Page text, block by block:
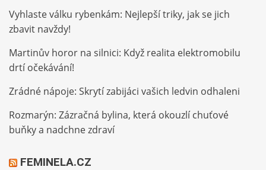
Vyhlaste válku rybenkám: Nejlepší triky, jak se jich
zbavit navždy!
Martinův horor na silnici: Když realita elektromobilu
drtí očekávání!
Zrádné nápoje: Skrytí zabijáci vašich ledvin odhaleni
Rozmarýn: Zázračná bylina, která okouzlí chuťové
buňky a nadchne zdraví
FEMINELA.CZ